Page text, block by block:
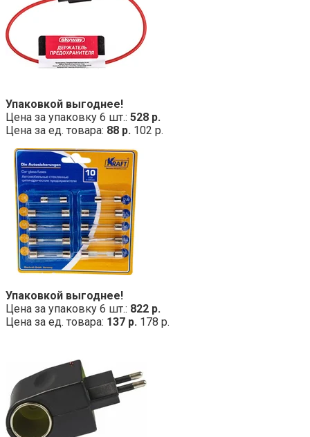
Упаковкой выгоднее!
Цена за упаковку 6 шт.: 528 р.
Цена за ед. товара: 88 р. 102 р.
Упаковкой выгоднее!
Цена за упаковку 6 шт.: 822 р.
Цена за ед. товара: 137 р. 178 р.